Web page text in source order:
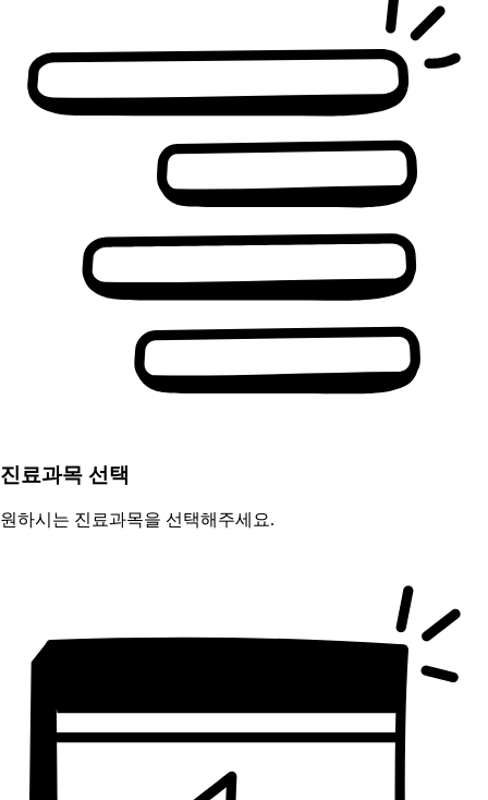
진료과목 선택
원하시는 진료과목을 선택해주세요.